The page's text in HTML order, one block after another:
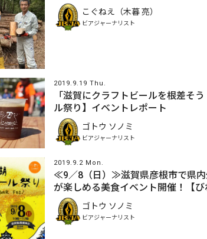
こぐねえ（木暮 亮）
ビアジャーナリスト
2019.9.19 Thu.
「滋賀にクラフトビールを根差そ
ル祭り】イベントレポート
ゴトウ ソノミ
ビアジャーナリスト
2019.9.2 Mon.
≪9／8（日）≫滋賀県彦根市で県内
が楽しめる美食イベント開催！【び
ゴトウ ソノミ
ビアジャーナリスト